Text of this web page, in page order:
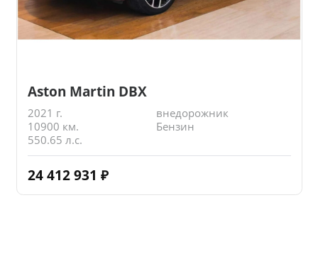
Aston Martin DBX
2021 г.
внедорожник
10900 км.
Бензин
550.65 л.с.
24 412 931 ₽